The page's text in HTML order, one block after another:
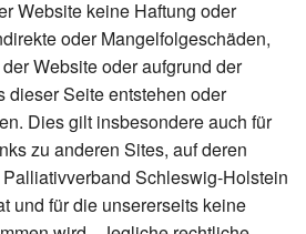
Website keine Haftung oder
oder Mangelfolgeschäden,
Website oder aufgrund der
dieser Seite entstehen oder
Dies gilt insbesondere auch für
zu anderen Sites, auf deren
Schleswig-Holstein
und für die unsererseits keine